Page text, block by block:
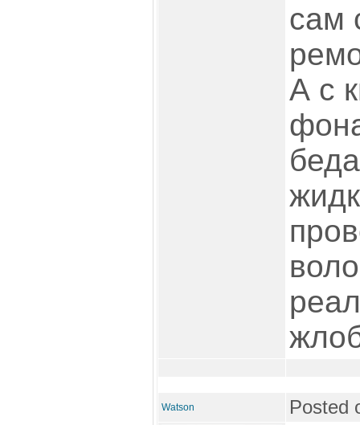
сам
А с
Watson Posted